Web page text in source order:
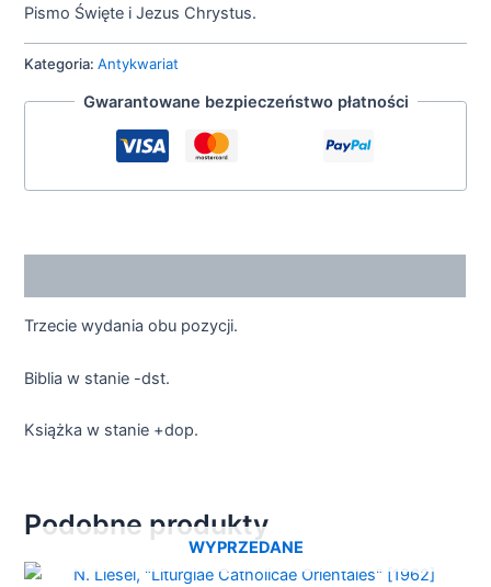
Pismo Święte i Jezus Chrystus.
Kategoria:Antykwariat
Gwarantowane bezpieczeństwo płatności
Trzecie wydania obu pozycji.
Biblia w stanie -dst.
Książka w stanie +dop.
Podobne produkty
WYPRZEDANE